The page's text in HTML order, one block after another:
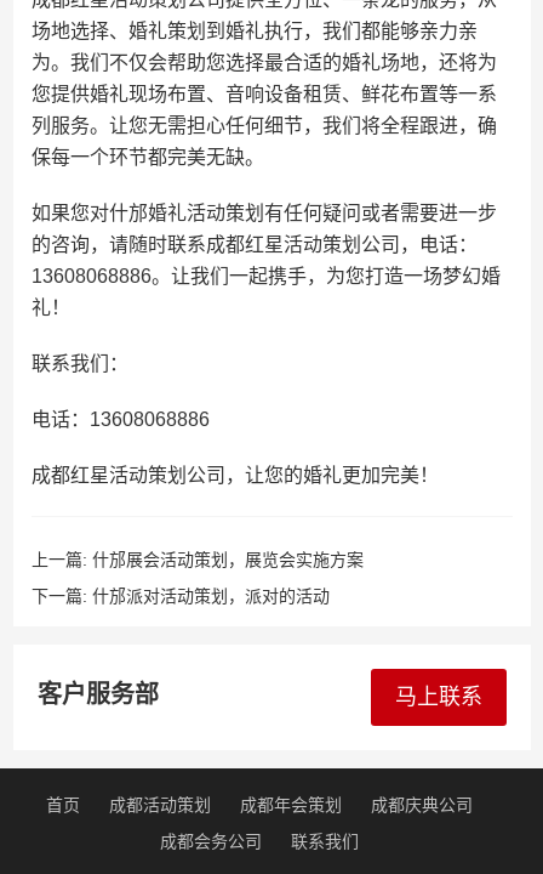
场地选择、婚礼策划到婚礼执行，我们都能够亲力亲
为。我们不仅会帮助您选择最合适的婚礼场地，还将为
您提供婚礼现场布置、音响设备租赁、鲜花布置等一系
列服务。让您无需担心任何细节，我们将全程跟进，确
保每一个环节都完美无缺。
如果您对什邡婚礼活动策划有任何疑问或者需要进一步
的咨询，请随时联系成都红星活动策划公司，电话：
13608068886。让我们一起携手，为您打造一场梦幻婚
礼！
联系我们：
电话：13608068886
成都红星活动策划公司，让您的婚礼更加完美！
上一篇: 什邡展会活动策划，展览会实施方案
下一篇: 什邡派对活动策划，派对的活动
客户服务部 马上联系
首页 成都活动策划 成都年会策划
成都庆典公司
成都会务公司
联系我们